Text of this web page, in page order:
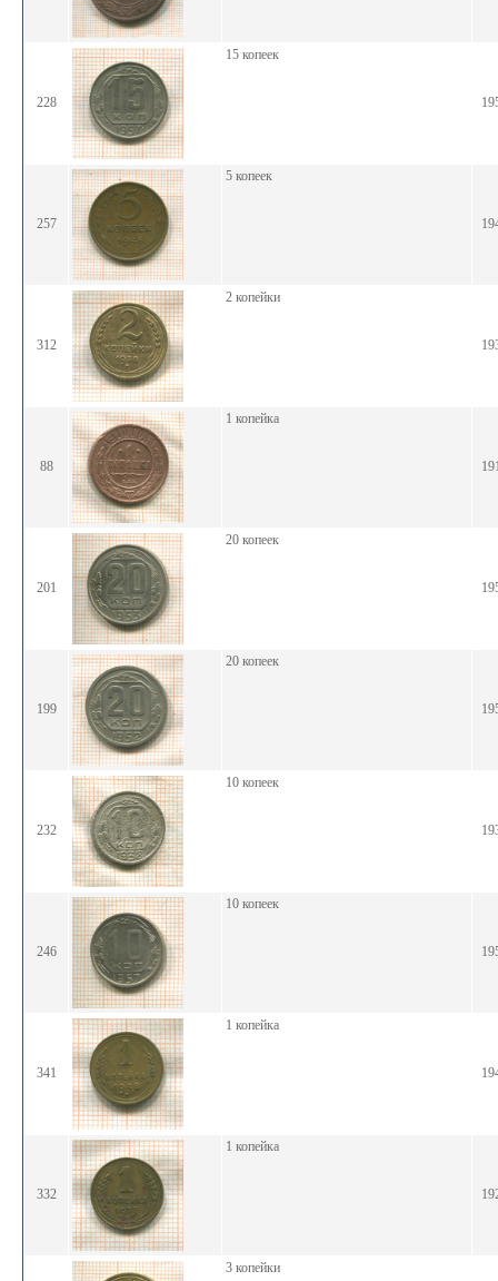
228
15 копеек
257
5 копеек
312
2 копейки
88
1 копейка
201
20 копеек
199
20 копеек
232
10 копеек
246
10 копеек
341
1 копейка
332
1 копейка
3 копейки